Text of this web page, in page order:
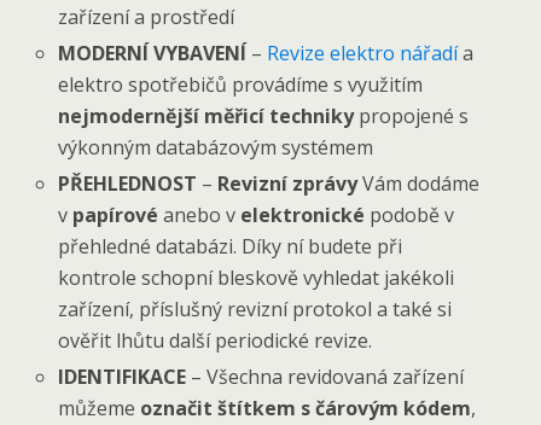
zařízení a prostředí
MODERNÍ VYBAVENÍ – Revize elektro nářadía
elektro spotřebičů provádíme s využitím
nejmodernější měřicí technikypropojené s
výkonným databázovým systémem
PŘEHLEDNOST – Revizní zprávyVám dodáme
v papírové anebo v elektronické podobě v
přehledné databázi. Díky ní budete při
kontrole schopní bleskově vyhledat jakékoli
zařízení, příslušný revizní protokol a také si
ověřit lhůtu další periodické revize.
IDENTIFIKACE – Všechna revidovaná zařízení
můžeme označit štítkem s čárovým kódem,